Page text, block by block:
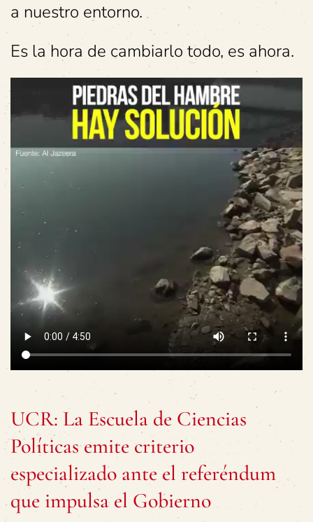
a nuestro entorno.
Es la hora de cambiarlo todo, es ahora.
UCR: La Escuela de Ciencias
Políticas emite criterio
especializado ante el referéndum
que impulsa el Gobierno